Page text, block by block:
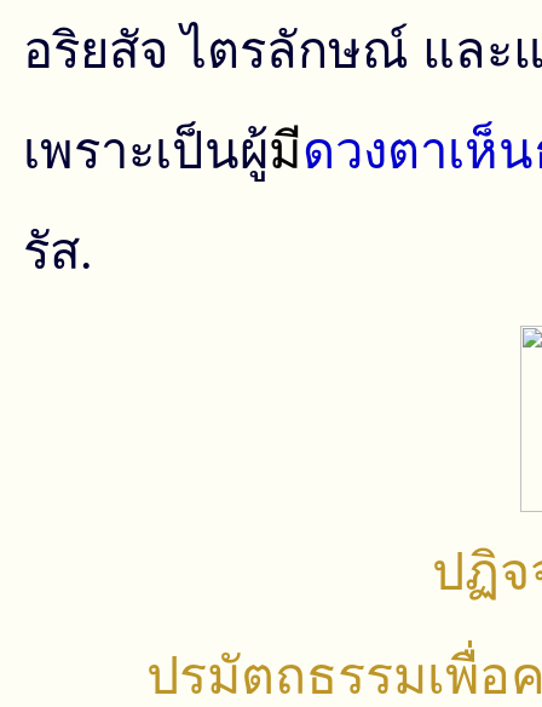
อริยสัจ ไตรลักษณ์ และ
เพราะเป็นผู้มีดวงตาเห็
รัส.
ปฏิ
ปรมัตถธรรมเพื่อ